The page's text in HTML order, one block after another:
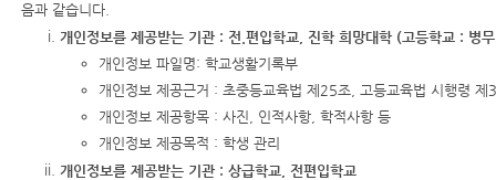
음과 같습니다.
개인정보를 제공받는 기관 : 전.편입학교, 진학 희망대학 (고등학교 : 병
개인정보 파일명: 학교생활기록부
개인정보 제공근거 : 초중등교육법 제25조, 고등교육법 시행령 제
개인정보 제공항목 : 사진, 인적사항, 학적사항 등
개인정보 제공목적 : 학생 관리
개인정보를 제공받는 기관 : 상급학교, 전편입학교